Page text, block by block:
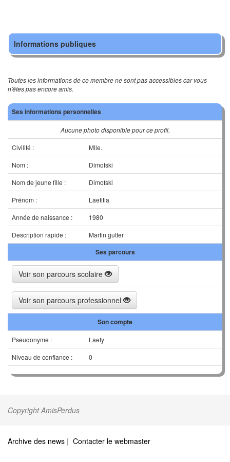
Informations publiques
Toutes les informations de ce membre ne sont pas accessibles car vous
n'êtes pas encore amis.
Ses informations personnelles
Aucune photo disponible pour ce profil.
Civilité :
Mlle.
Nom :
Dimofski
Nom de jeune fille :
Dimofski
Prénom :
Laetitia
Année de naissance :
1980
Description rapide :
Martin gutter
Ses parcours
Voir son parcours scolaire
Voir son parcours professionnel
Son compte
Pseudonyme :
Laety
Niveau de confiance :
0
Copyright AmisPerdus
Archive des news | Contacter le webmaster